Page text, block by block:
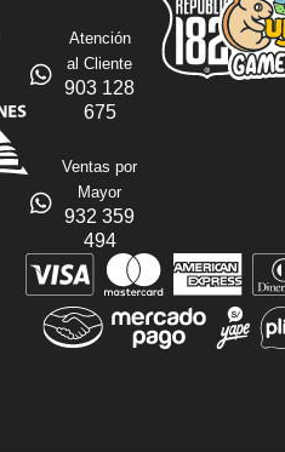
Atención
al Cliente
903 128
675
Ventas por
Mayor
932 359
494